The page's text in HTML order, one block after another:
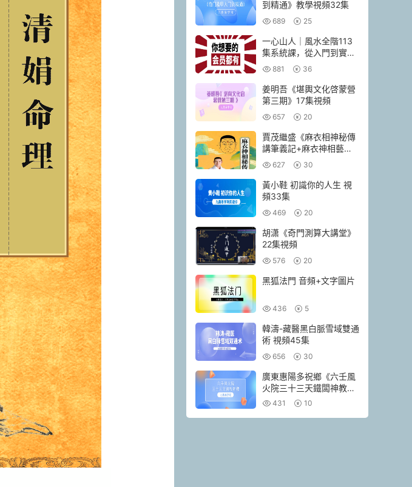
到精通》教學視頻32集
689 25
一心山人｜風水全階113
集系統課，從入門到實戰
一套學完
881 36
姜明吾《堪輿文化啓蒙營
第三期》17集視頻
657 20
賈茂繼‬盛《麻衣相神‬秘傳
講筆義‬記+麻衣神相藝四‬
通玄高面階‬相篇》2本pdf
627 30
黃小鞋 初識你的人生 視
頻33集
469 20
胡潇《奇門測算大講堂》
22集視頻
576 20
黑狐法門 音頻+文字圖片
436 5
韓濤-藏醫黑白脈雪域雙通
術 視頻45集
656 30
廣東惠陽多祝鄉《六壬風
火院三十三天鐵闆神教》
4本pdf
431 10